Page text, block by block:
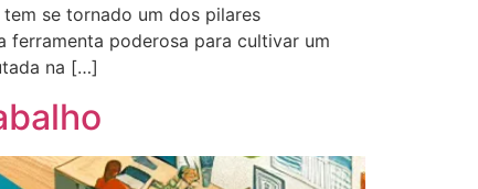
se tornado um dos pilares
ferramenta poderosa para cultivar um
na […]